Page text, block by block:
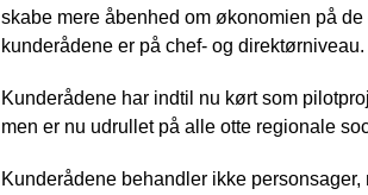
skabe mere åbenhed om økonomien på
kunderådene er på chef- og direktørniveau.
Kunderådene har indtil nu kørt som
men er nu udrullet på alle otte regionale
Kunderådene behandler ikke